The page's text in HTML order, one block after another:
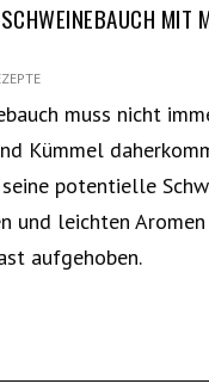
MIT
muss nicht
Kümmel
potentielle
und leichten
aufgehoben.